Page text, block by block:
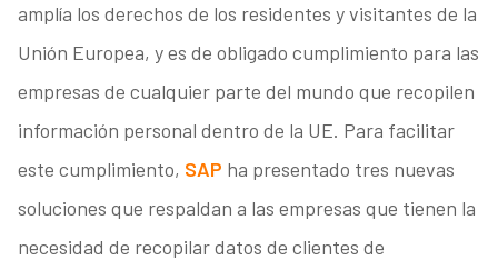
amplía los derechos de los residentes y visitantes de la
Unión Europea, y es de obligado cumplimiento para las
empresas de cualquier parte del mundo que recopilen
información personal dentro de la UE. Para facilitar
este cumplimiento, SAP ha presentado tres nuevas
soluciones que respaldan a las empresas que tienen la
necesidad de recopilar datos de clientes de